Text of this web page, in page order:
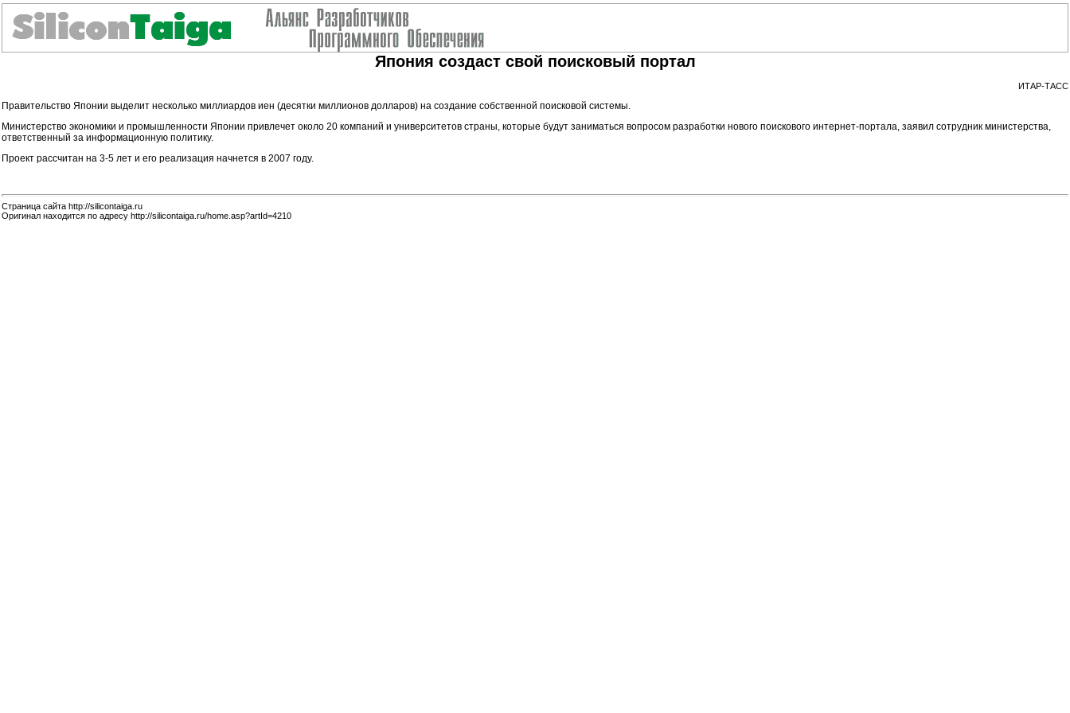
Япония создаст свой поисковый портал
ИТАР-ТАСС
Правительство Японии выделит несколько миллиардов иен (десятки миллионов долларов) на создание собственной поисковой системы.
Министерство экономики и промышленности Японии привлечет около 20 компаний и университетов страны, которые будут заниматься вопросом разработки нового поискового интернет-портала, заявил сотрудник министерства,
ответственный за информационную политику.
Проект рассчитан на 3-5 лет и его реализация начнется в 2007 году.
Страница сайта http://silicontaiga.ru
Оригинал находится по адресу http://silicontaiga.ru/home.asp?artId=4210